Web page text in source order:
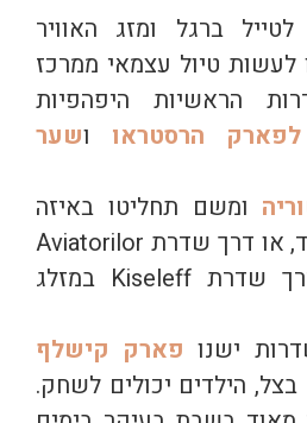
ברגל ומזג האוויר
טיול עצמאי ממרכז
הראשיות היפהפיות
לפארק הרסטראו ושער
ומשם תחליטו באיזה
שדרה יפהפיה לצעוד, או דרך שדרת Aviatorilor
במזלג הימני או דרך שדרת Kiseleff במזלג
ישנו פארק קישלף
הילדים יכולים לשחק.